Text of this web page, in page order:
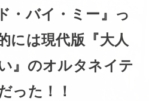
・バイ・ミー』っ
には現代版『大人
』のオルタネイテ
った！！